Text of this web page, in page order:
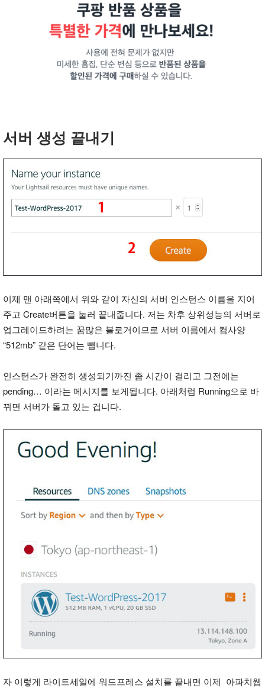
서버 생성 끝내기
이제 맨 아래쪽에서 위와 같이 자신의 서버 인스턴스 이름을 지어
주고 Create버튼을 눌러 끝내줍니다. 저는 차후 상위성능의 서버로
업그레이드하려는 꿈많은 블로거이므로 서버 이름에서 컴사양
“512mb” 같은 단어는 뺍니다.
인스턴스가 완전히 생성되기까진 좀 시간이 걸리고 그전에는
pending… 이라는 메시지를 보게됩니다. 아래처럼 Running으로 바
뀌면 서버가 돌고 있는 겁니다.
자 이렇게 라이트세일에 워드프레스 설치를 끝내면 이제 아파치웹